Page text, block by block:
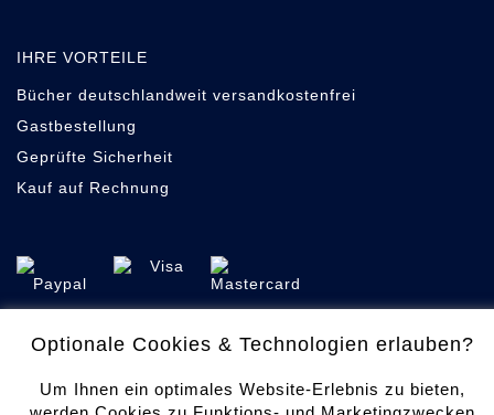
Optionale Cookies & Technologien erlauben?
Um Ihnen ein optimales Website-Erlebnis zu bieten,
IHRE VORTEILE
Bücher deutschlandweit versandkostenfrei
Gastbestellung
Geprüfte Sicherheit
Kauf auf Rechnung
Cookie-Einstellungen
Datenschutz